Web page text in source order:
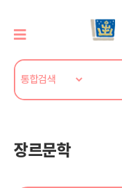
장르문학